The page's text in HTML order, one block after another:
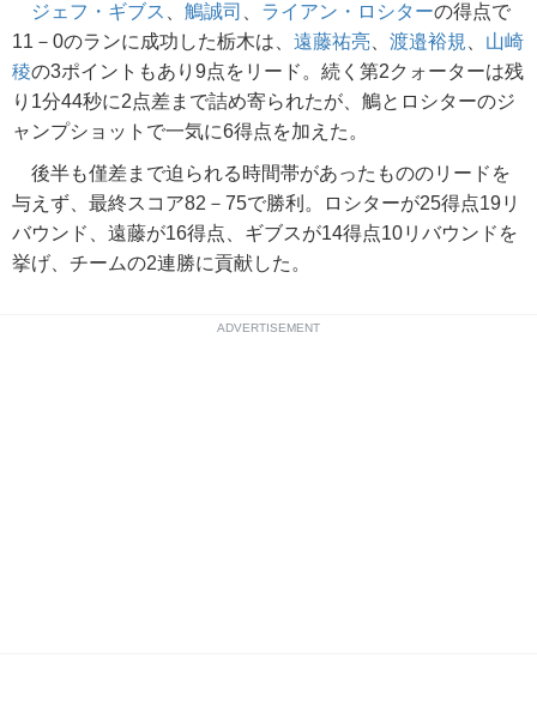
ジェフ・ギブス 鵤誠司 ライアン・ロシターの得点で
11－0のランに成功した栃木は、 遠藤祐亮 渡邉裕規
山崎
稜の3ポイントもあり9点をリード。続く第2クォーターは残
り1分44秒に2点差まで詰め寄られたが、鵤とロシターのジ
ャンプショットで一気に6得点を加えた。
後半も僅差まで迫られる時間帯があったもののリードを
与えず、最終スコア82－75で勝利。ロシターが25得点19リ
バウンド、遠藤が16得点、ギブスが14得点10リバウンドを
挙げ、チームの2連勝に貢献した。
ADVERTISEMENT